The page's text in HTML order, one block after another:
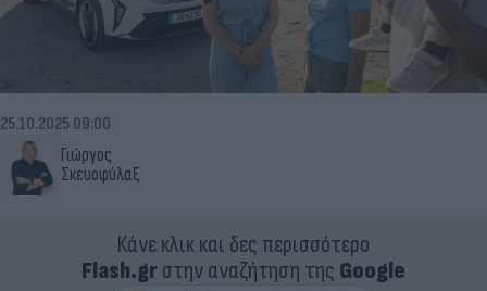
Γιώργος
Σκευοφύλαξ
25.10.2025 09:00
Κάνε κλικ και δες περισσότερο
Flash.grστην αναζήτηση της Google